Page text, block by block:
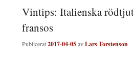
Vintips: Italienska
fransos
Publicerat2017-04-05avLars Torstenson